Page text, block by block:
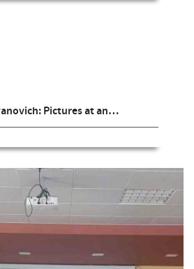
Pictures at an…